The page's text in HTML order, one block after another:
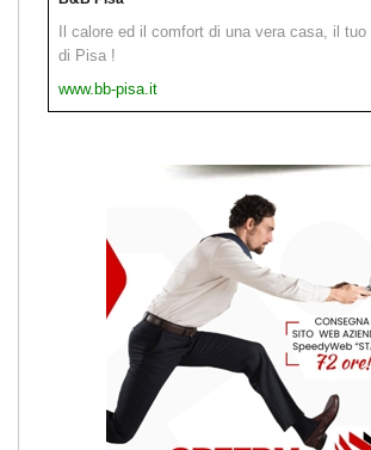
Il calore ed il comfort di una vera casa, il
di Pisa !
www.bb-pisa.it